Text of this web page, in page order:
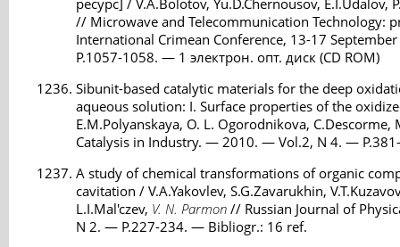
// Microwave and Telecommunication Technology:
International Crimean Conference, 13-17
P.1057-1058. — 1 электрон. опт. диск (CD ROM)
Sibunit-based catalytic materials for the deep
aqueous solution: I. Surface properties of the
E.M.Polyanskaya, O. L. Ogorodnikova, C.Descorme,
Catalysis in Industry. — 2010. — Vol.2, N 4. —
A study of chemical transformations of organic
cavitation / V.A.Yakovlev, S.G.Zavarukhin,
L.I.Mal'czev, V. N. Parmon // Russian Journal of
N 2. — P.227-234. — Bibliogr.: 16 ref.